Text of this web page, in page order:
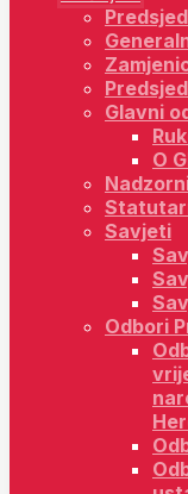
Glavni
O
Savjeti
Odbori